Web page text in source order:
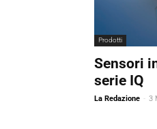
Prodotti
Sensori
serie IQ
La Redazione - 3